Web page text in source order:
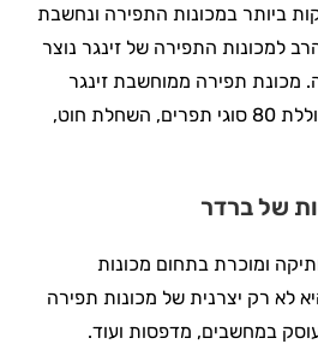
ביותר במכונות התפירה ונחשבת
למכונות התפירה של זינגר נוצר
מכונת תפירה ממוחשבת זינגר
C5205-TQ דגם 2020 כוללת 80 סוגי תפרים, השחלת חוט,
של ברדר
ומוכרת בתחום מכונות
לא רק יצרנית של מכונות תפירה
במחשבים, מדפסות ועוד.